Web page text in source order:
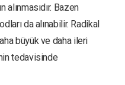
alınmasıdır. Bazen
da alınabilir. Radikal
büyük ve daha ileri
tedavisinde